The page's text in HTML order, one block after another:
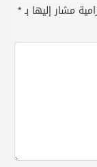
مشار إليها بـ*